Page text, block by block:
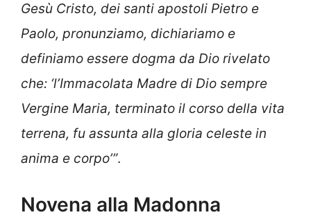
Gesù Cristo, dei santi apostoli Pietro e
Paolo, pronunziamo, dichiariamo e
definiamo essere dogma da Dio rivelato
che: ‘l’Immacolata Madre di Dio sempre
Vergine Maria, terminato il corso della vita
terrena, fu assunta alla gloria celeste in
anima e corpo’”.
Novena alla Madonna